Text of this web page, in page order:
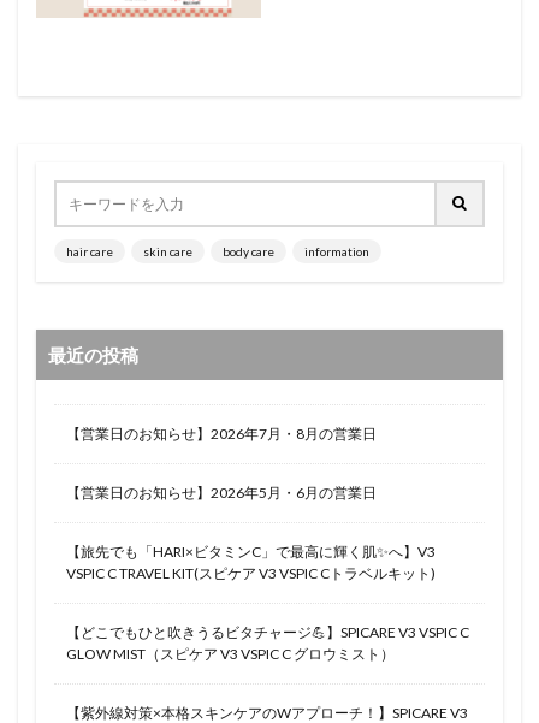
hair care skin care body care information
最近の投稿
【営業日のお知らせ】2026年7月・8月の営業日
【営業日のお知らせ】2026年5月・6月の営業日
【旅先でも「HARI×ビタミンC」で最高に輝く肌✨へ】V3
VSPIC C TRAVEL KIT(スピケア V3 VSPIC Cトラベルキット)
【どこでもひと吹きうるビタチャージ💪】SPICARE V3 VSPIC C
GLOW MIST（スピケア V3 VSPIC C グロウミスト）
【紫外線対策×本格スキンケアのWアプローチ！】SPICARE V3